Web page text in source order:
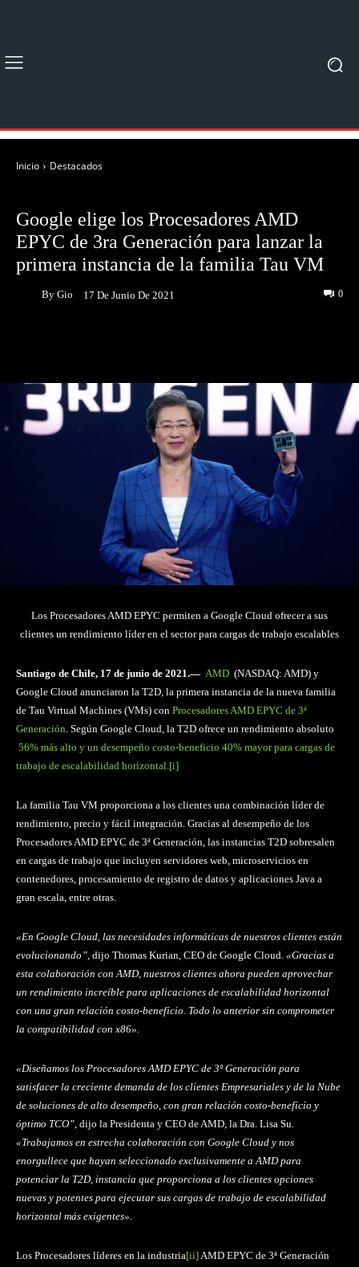
Inicio Destacados
Google elige los Procesadores AMD
EPYC de 3ra Generación para lanzar la
primera instancia de la familia Tau VM
By Gio 17 De Junio De 2021 0
Los Procesadores AMD EPYC permiten a Google Cloud ofrecer a sus
clientes un rendimiento líder en el sector para cargas de trabajo escalables
Santiago de Chile, 17 de junio de 2021.— AMD (NASDAQ: AMD) y
Google Cloud anunciaron la T2D, la primera instancia de la nueva familia
de Tau Virtual Machines (VMs) con Procesadores AMD EPYC de 3ª
Generación. Según Google Cloud, la T2D ofrece un rendimiento absoluto
56% más alto y un desempeño costo-beneficio 40% mayor para cargas de
trabajo de escalabilidad horizontal.[i]
La familia Tau VM proporciona a los clientes una combinación líder de
rendimiento, precio y fácil integración. Gracias al desempeño de los
Procesadores AMD EPYC de 3ª Generación, las instancias T2D sobresalen
en cargas de trabajo que incluyen servidores web, microservicios en
contenedores, procesamiento de registro de datos y aplicaciones Java a
gran escala, entre otras.
«En Google Cloud, las necesidades informáticas de nuestros clientes están
evolucionando”, dijo Thomas Kurian, CEO de Google Cloud. «Gracias a
esta colaboración con AMD, nuestros clientes ahora pueden aprovechar
un rendimiento increíble para aplicaciones de escalabilidad horizontal
con una gran relación costo-beneficio. Todo lo anterior sin comprometer
la compatibilidad con x86».
«Diseñamos los Procesadores AMD EPYC de 3ª Generación para
satisfacer la creciente demanda de los clientes Empresariales y de la Nube
de soluciones de alto desempeño, con gran relación costo-beneficio y
óptimo TCO”, dijo la Presidenta y CEO de AMD, la Dra. Lisa Su.
«Trabajamos en estrecha colaboración con Google Cloud y nos
enorgullece que hayan seleccionado exclusivamente a AMD para
potenciar la T2D, instancia que proporciona a los clientes opciones
nuevas y potentes para ejecutar sus cargas de trabajo de escalabilidad
horizontal más exigentes».
Los Procesadores líderes en la industria[ii]AMD EPYC de 3ª Generación